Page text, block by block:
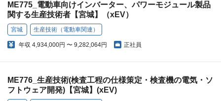
ME775_電動車向けインバーター、パワーモジュール製品
関する生産技術者【宮城】（xEV）
宮城 生産技術（電動車関連）
年収 4,934,000円 〜 9,282,064円 正社員
ME776_生産技術(検査工程の仕様策定・検査機の電気・ソ
フトウェア開発)【宮城】(xEV)